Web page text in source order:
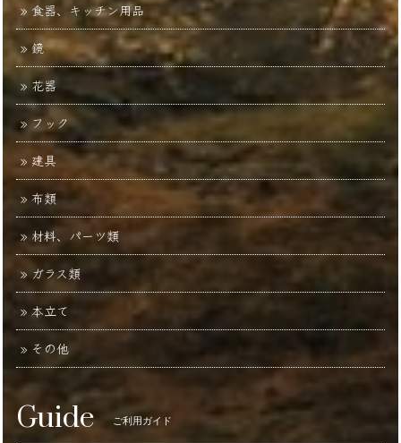
食器、キッチン用品
鏡
花器
フック
建具
布類
材料、パーツ類
ガラス類
本立て
その他
Guide ご利用ガイド